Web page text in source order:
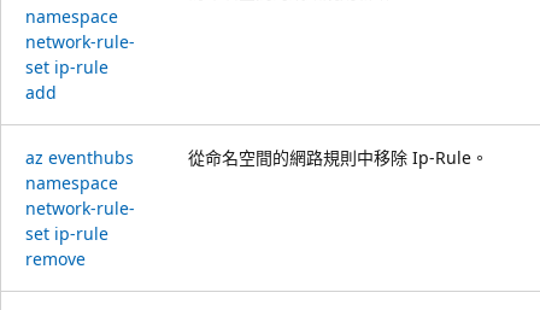
namespace
network-rule-
set ip-rule
add
az eventhubs
namespace
network-rule-
set ip-rule
remove
從命名空間的網路規則中移除 Ip-Rule。